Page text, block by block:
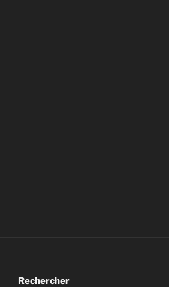
Rechercher